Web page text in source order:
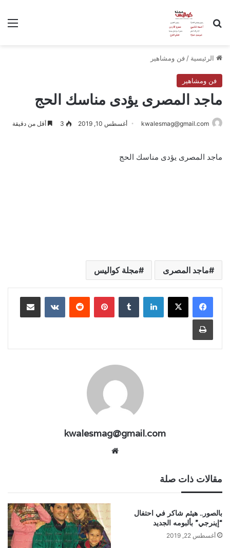
بحث عن
الرئيسية / فن ومشاهير
فن ومشاهير
ماجد المصرى يؤدى مناسك الحج
kwalesmag@gmail.com أغسطس 10, 2019 3 أقل من دقيقة
ماجد المصرى يؤدى مناسك الحج
ماجد المصرى مجلة كواليس
لينكدإن بينتيريست مشاركة عبر البريد
طباعة
kwalesmag@gmail.com
مقالات ذات صلة
بالصور.. هيثم شاكر في احتفال
“إينرجي” بألبومه الجديد
أغسطس 22, 2019